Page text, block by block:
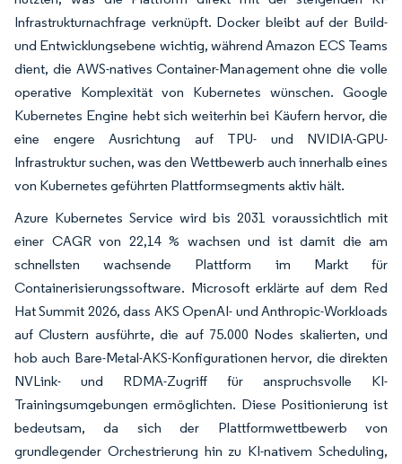
Infrastrukturnachfrage verknüpft. Docker bleibt auf der Build-
und Entwicklungsebene wichtig, während Amazon ECS Teams
dient, die AWS-natives Container-Management ohne die volle
operative Komplexität von Kubernetes wünschen. Google
Kubernetes Engine hebt sich weiterhin bei Käufern hervor, die
eine engere Ausrichtung auf TPU- und NVIDIA-GPU-
Infrastruktur suchen, was den Wettbewerb auch innerhalb eines
von Kubernetes geführten Plattformsegments aktiv hält.
Azure Kubernetes Service wird bis 2031 voraussichtlich mit
einer CAGR von 22,14 % wachsen und ist damit die am
schnellsten wachsende Plattform im Markt für
Containerisierungssoftware. Microsoft erklärte auf dem Red
Hat Summit 2026, dass AKS OpenAI- und Anthropic-Workloads
auf Clustern ausführte, die auf 75.000 Nodes skalierten, und
hob auch Bare-Metal-AKS-Konfigurationen hervor, die direkten
NVLink- und RDMA-Zugriff für anspruchsvolle KI-
Trainingsumgebungen ermöglichten. Diese Positionierung ist
bedeutsam, da sich der Plattformwettbewerb von
grundlegender Orchestrierung hin zu KI-nativem Scheduling,